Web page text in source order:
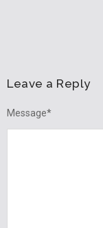
Leave a Reply
Message*